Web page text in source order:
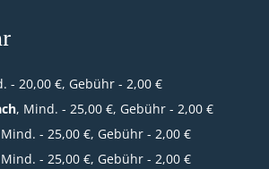
- 20,00 €, Gebühr - 2,00 €
, Mind. - 25,00 €, Gebühr - 2,00 €
- 25,00 €, Gebühr - 2,00 €
- 25,00 €, Gebühr - 2,00 €